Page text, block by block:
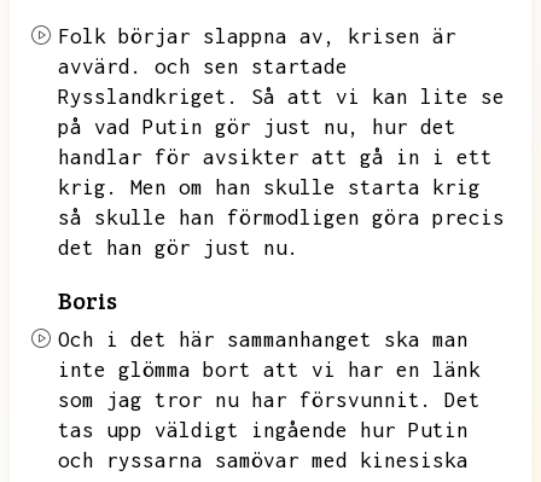
Folk börjar slappna av,
krisen är
avvärd.
och sen startade
Rysslandkriget.
Så att vi kan lite se
på vad Putin gör just nu,
hur det
handlar för avsikter att gå in i ett
krig.
Men om han skulle starta krig
så skulle han förmodligen göra precis
det han gör just nu.
Boris
Och i det här sammanhanget ska man
inte glömma bort att vi har en länk
som jag tror nu har försvunnit.
Det
tas upp väldigt ingående hur Putin
och ryssarna samövar med kinesiska